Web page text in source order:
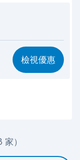
8.1
8.2
檢視優惠
）